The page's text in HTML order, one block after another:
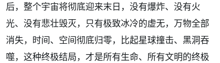
后，整个宇宙将彻底迎来末日，没有爆炸、没有火
光、没有悲壮毁灭，只有极致冰冷的虚无，万物全部
消失，时间、空间彻底归零，比起星球撞击、黑洞吞
噬，这种终极结局，才是所有生命、所有文明的终极